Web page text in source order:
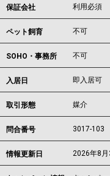
保証会社 利用必須
ペット飼育 不可
SOHO・事務所 不可
入居日 即入居可
取引形態 媒介
問合番号 3017-103
情報更新日 2026年8月